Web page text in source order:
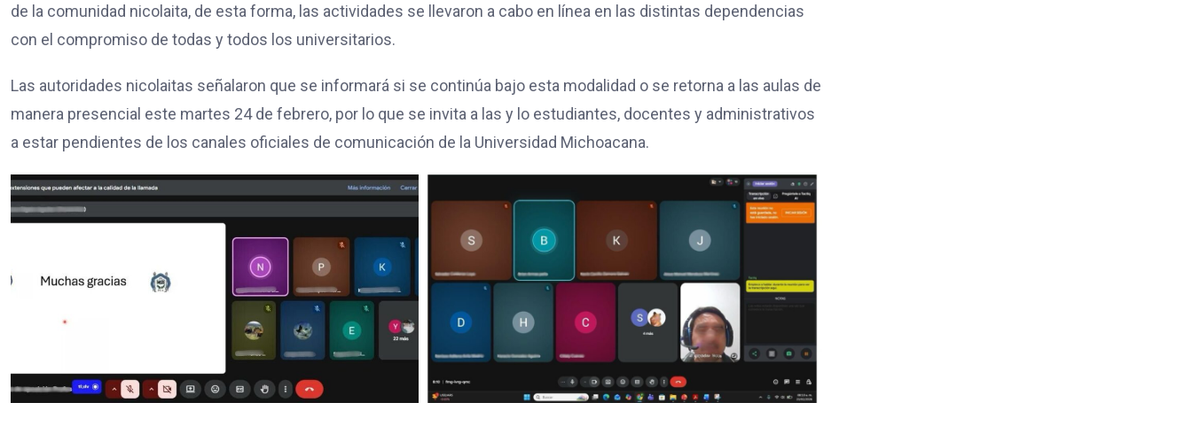
de la comunidad nicolaita, de esta forma, las actividades se llevaron a cabo en línea en las distintas dependencias
con el compromiso de todas y todos los universitarios.
Las autoridades nicolaitas señalaron que se informará si se continúa bajo esta modalidad o se retorna a las aulas de
manera presencial este martes 24 de febrero, por lo que se invita a las y lo estudiantes, docentes y administrativos
a estar pendientes de los canales oficiales de comunicación de la Universidad Michoacana.